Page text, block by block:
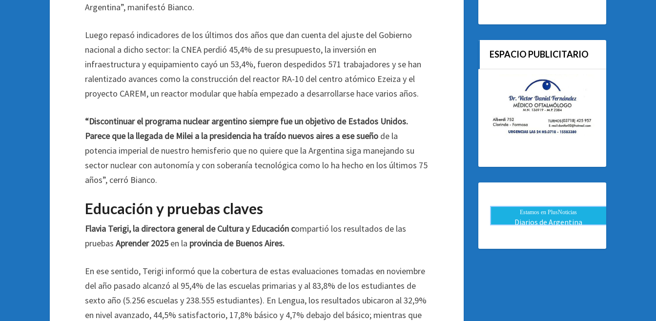
Argentina”, manifestó Bianco.
Luego repasó indicadores de los últimos dos años que dan cuenta del ajuste del Gobierno
nacional a dicho sector: la CNEA perdió 45,4% de su presupuesto, la inversión en
infraestructura y equipamiento cayó un 53,4%, fueron despedidos 571 trabajadores y se han
ralentizado avances como la construcción del reactor RA-10 del centro atómico Ezeiza y el
proyecto CAREM, un reactor modular que había empezado a desarrollarse hace varios años.
“Discontinuar el programa nuclear argentino siempre fue un objetivo de Estados Unidos.
Parece que la llegada de Milei a la presidencia ha traído nuevos aires a ese sueño de la
potencia imperial de nuestro hemisferio que no quiere que la Argentina siga manejando su
sector nuclear con autonomía y con soberanía tecnológica como lo ha hecho en los últimos 75
años”, cerró Bianco.
Educación y pruebas claves
Flavia Terigi, la directora general de Cultura y Educación compartió los resultados de las
pruebas Aprender 2025en la provincia de Buenos Aires.
En ese sentido, Terigi informó que la cobertura de estas evaluaciones tomadas en noviembre
del año pasado alcanzó al 95,4% de las escuelas primarias y al 83,8% de los estudiantes de
sexto año (5.256 escuelas y 238.555 estudiantes). En Lengua, los resultados ubicaron al 32,9%
en nivel avanzado, 44,5% satisfactorio, 17,8% básico y 4,7% debajo del básico; mientras que
ESPACIO PUBLICITARIO
Estamos en PlusNoticias
Diarios de Argentina